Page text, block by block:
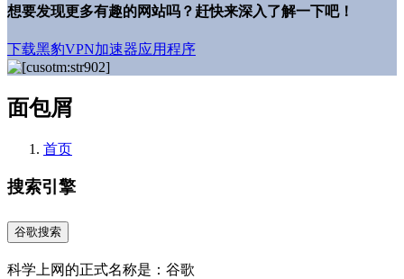
想要发现更多有趣的网站吗？赶快来深入了解一下吧！
下载黑豹VPN加速器应用程序
面包屑
首页
搜索引擎
谷歌搜索
科学上网的正式名称是：谷歌